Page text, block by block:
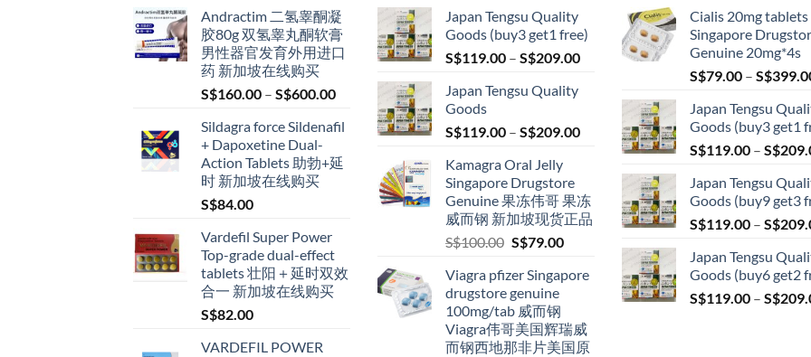
Andractim 二氢睾酮凝
胶80g 双氢睾丸酮软膏
男性器官发育外用进口
药 新加坡在线购买
S$160.00 – S$600.00Price
S$160.00
S$600.00
Sildagra force Sildenafil
+ Dapoxetine Dual-
Action Tablets 助勃+延
时 新加坡在线购买
S$84.00
Vardefil Super Power
Top-grade dual-effect
tablets 壮阳＋延时双效
合一 新加坡在线购买
S$82.00
VARDEFIL POWER
Japan Tengsu Quality
Goods (buy3 get1 free)
S$119.00 – S$209.00Price
S$209.00
Japan Tengsu Quality
Goods
S$119.00 – S$209.00Price
S$209.00
Kamagra Oral Jelly
Singapore Drugstore
Genuine 果冻伟哥 果冻
威而钢 新加坡现货正品
S$100.00 Original
was:
S$100.00.
S$79.00Current
is:
Viagra pfizer Singapore
drugstore genuine
100mg/tab 威而钢
Viagra伟哥美国辉瑞威
而钢西地那非片美国原
Cialis 20mg tablets
Singapore
Genuine 20mg*4s
S$79.00 – S$
Japan Tengsu
Goods (buy3 get1
S$119.00 – S$
Japan Tengsu
Goods (buy9 get3
S$119.00 – S$
Japan Tengsu
Goods (buy6 get2
S$119.00 – S$